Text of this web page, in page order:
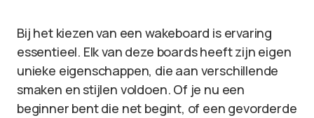
Bij het kiezen van een wakeboard is ervaring
essentieel. Elk van deze boards heeft zijn eigen
unieke eigenschappen, die aan verschillende
smaken en stijlen voldoen. Of je nu een
beginner bent die net begint, of een gevorderde